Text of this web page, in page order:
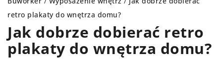
retro plakaty do wnętrza domu?
Jak dobrze dobierać retro
plakaty do wnętrza domu?